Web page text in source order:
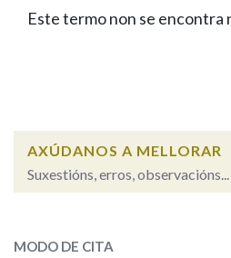
Facebook
TwitterYoutubeInstagram
Bluesky
BUSCAR NOS LEMAS
Remata por
Este termo non se encontra
AXÚDANOS A MELLORAR
Suxestións, erros, observacións...
Observación
MODO DE CITA